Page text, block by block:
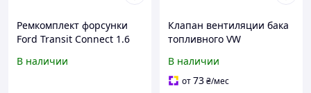
Ремкомплект форсунки
Ford Transit Connect 1.6
В наличии
Клапан вентиляции бака
топливного VW
0280142431 , Bosch
В наличии
от73₴/мес